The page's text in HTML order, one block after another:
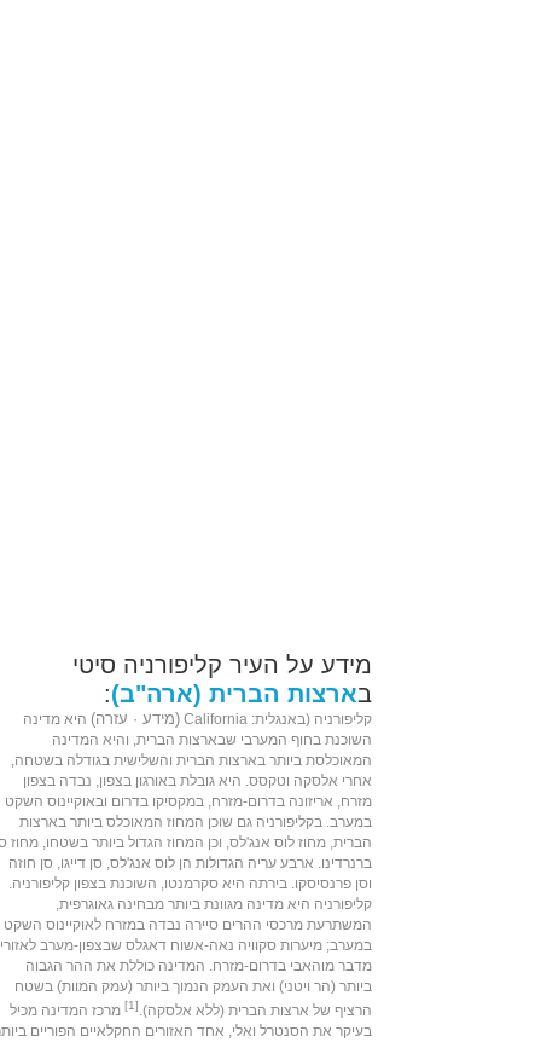
מידע על העיר קליפורניה סיטי
בארצות הברית (ארה"ב):
קליפורניה (באנגלית:
California
(מידע · עזרה) היא מדינה
השוכנת בחוף המערבי שבארצות הברית, והיא המדינה
המאוכלסת ביותר בארצות הברית והשלישית בגודלה בשטחה,
אחרי אלסקה וטקסס. היא גובלת באורגון בצפון, נבדה בצפון
מזרח, אריזונה בדרום-מזרח, במקסיקו בדרום ובאוקיינוס השקט
במערב. בקליפורניה גם שוכן המחוז המאוכלס ביותר בארצות
הברית, מחוז לוס אנג'לס, וכן המחוז הגדול ביותר בשטחו, מחוז
ברנרדינו. ארבע עריה הגדולות הן לוס אנג'לס, סן דייגו, סן חוזה
וסן פרנסיסקו. בירתה היא סקרמנטו, השוכנת בצפון קליפורניה.
קליפורניה היא מדינה מגוונת ביותר מבחינה גאוגרפית,
המשתרעת מרכסי ההרים סיירה נבדה במזרח לאוקיינוס השקט
במערב; מיערות סקוויה נאה-אשוח דאגלס שבצפון-מערב לאזורי
מדבר מוהאבי בדרום-מזרח. המדינה כוללת את ההר הגבוה
ביותר (הר ויטני) ואת העמק הנמוך ביותר (עמק המוות) בשטח
הרציף של ארצות הברית (ללא אלסקה).
[1]
מרכז המדינה מכיל
בעיקר את הסנטרל ואלי, אחד האזורים החקלאיים הפוריים